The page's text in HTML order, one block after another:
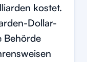
kostet.
Dollar-
Behörde